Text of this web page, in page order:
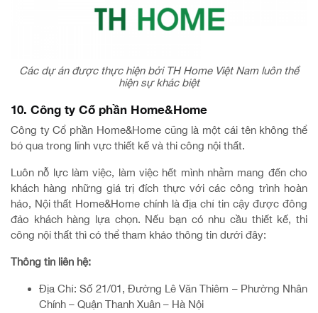
Các dự án được thực hiện bởi TH Home Việt Nam luôn thể
hiện sự khác biệt
10. Công ty Cổ phần Home&Home
Công ty Cổ phần Home&Home cũng là một cái tên không thể
bỏ qua trong lĩnh vực thiết kế và thi công nội thất.
Luôn nỗ lực làm việc, làm việc hết mình nhằm mang đến cho
khách hàng những giá trị đích thực với các công trình hoàn
hảo, Nội thất Home&Home chính là địa chỉ tin cậy được đông
đảo khách hàng lựa chọn. Nếu bạn có nhu cầu thiết kế, thi
công nội thất thì có thể tham khảo thông tin dưới đây:
Thông tin liên hệ:
Địa Chỉ: Số 21/01, Đường Lê Văn Thiêm – Phường Nhân
Chính – Quận Thanh Xuân – Hà Nội